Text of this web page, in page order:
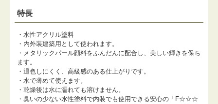
特長
・水性アクリル塗料
・内外装建築用として使われます。
・メタリックパール顔料をふんだんに配合し、美しい輝きを保ち
ます。
・退色しにくく、高級感のある仕上がりです。
・水で薄めて使えます。
・乾燥後は水に濡れても溶けません。
・臭いの少ない水性塗料で内装でも使用できる安心の「F☆☆☆